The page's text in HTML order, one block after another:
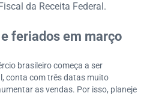
da Receita Federal.
feriados em março
brasileiro começa a ser
conta com três datas muito
as vendas. Por isso, planeje